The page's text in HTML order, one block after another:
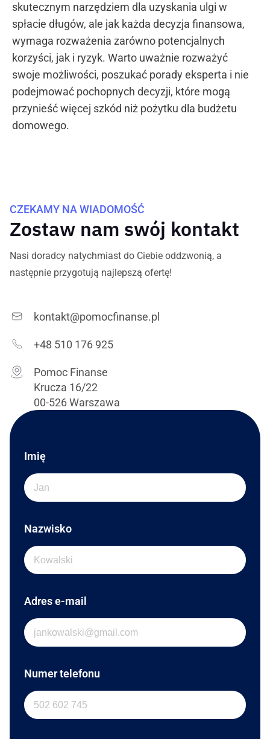
skutecznym narzędziem dla uzyskania ulgi w
spłacie długów, ale jak każda decyzja finansowa,
wymaga rozważenia zarówno potencjalnych
korzyści, jak i ryzyk. Warto uważnie rozważyć
swoje możliwości, poszukać porady eksperta i nie
podejmować pochopnych decyzji, które mogą
przynieść więcej szkód niż pożytku dla budżetu
domowego.
CZEKAMY NA WIADOMOŚĆ
Zostaw nam swój kontakt
Nasi doradcy natychmiast do Ciebie oddzwonią, a
następnie przygotują najlepszą ofertę!
kontakt@pomocfinanse.pl
+48 510 176 925
Pomoc Finanse
Krucza 16/22
00-526 Warszawa
Imię
Nazwisko
Adres e-mail
Numer telefonu